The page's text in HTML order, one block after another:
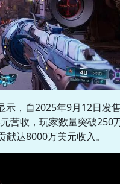
，自2025年9月12日发
营收，玩家数量突破250
达8000万美元收入。